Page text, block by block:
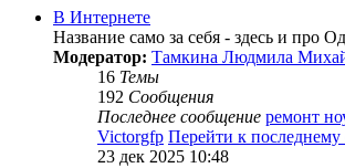
В Интернете
Название само за себя - здесь и
Модератор: Тамкина Людмила
16 Темы
192 Сообщения
Последнее сообщение ремонт
Victorgfp Перейти к
23 дек 2025 10:48